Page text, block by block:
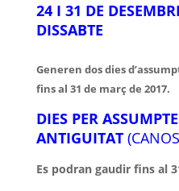
24 I 31 DE
DISSABTE
Generen dos dies
fins al 31 de març de 2017.
DIES PER
ANTIGUITAT
Es podran gaudir fins al